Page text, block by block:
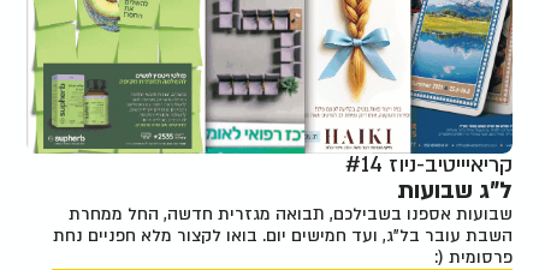
קריאיייטיב-ניוז #14
ל"ג שבועות
שבועות אספנו בשבילכם, תבואה מגזרית חדשה, החל ממחרת
השבת עובר בל"ג, ועד חמישים יום. בואו לקצור מלא חפניים נחת
פרסומית (: